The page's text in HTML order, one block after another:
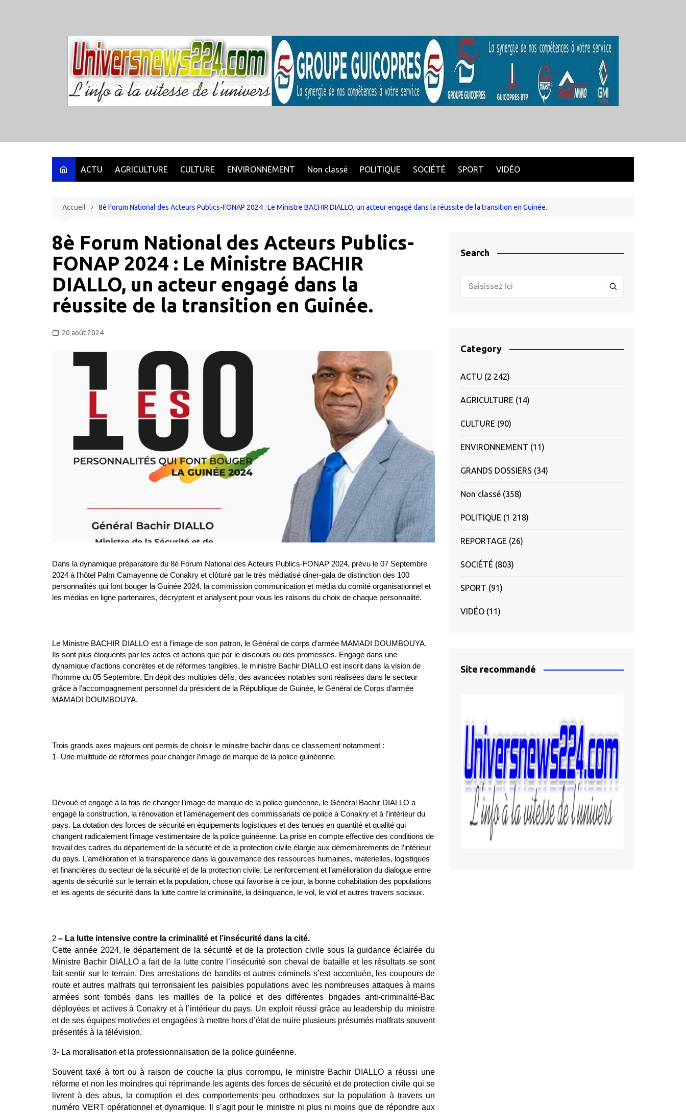
ACTU AGRICULTURE CULTURE ENVIRONNEMENT Non classé POLITIQUE SOCIÉTÉ SPORT VIDÉO
Accueil 8è Forum National des Acteurs Publics-FONAP 2024 : Le Ministre BACHIR DIALLO, un acteur engagé dans la réussite de la transition en Guinée.
8è Forum National des Acteurs Publics-
FONAP 2024 : Le Ministre BACHIR
DIALLO, un acteur engagé dans la
réussite de la transition en Guinée.
20 août 2024
Dans la dynamique préparatoire du 8è Forum National des Acteurs Publics-FONAP 2024, prévu le 07 Septembre
2024 à l’hôtel Palm Camayenne de Conakry et clôturé par le très médiatisé diner-gala de distinction des 100
personnalités qui font bouger la Guinée 2024, la commission communication et média du comité organisationnel et
les médias en ligne partenaires, décryptent et analysent pour vous les raisons du choix de chaque personnalité.
Le Ministre BACHIR DIALLO est à l’image de son patron, le Général de corps d’armée MAMADI DOUMBOUYA.
Ils sont plus éloquents par les actes et actions que par le discours ou des promesses. Engagé dans une
dynamique d’actions concrètes et de réformes tangibles, le ministre Bachir DIALLO est inscrit dans la vision de
l’homme du 05 Septembre. En dépit des multiples défis, des avancées notables sont réalisées dans le secteur
grâce à l’accompagnement personnel du président de la République de Guinée, le Général de Corps d’armée
MAMADI DOUMBOUYA.
Trois grands axes majeurs ont permis de choisir le ministre bachir dans ce classement notamment :
1- Une multitude de réformes pour changer l’image de marque de la police guinéenne.
Dévoué et engagé à la fois de changer l’image de marque de la police guinéenne, le Général Bachir DIALLO a
engagé la construction, la rénovation et l’aménagement des commissariats de police à Conakry et à l’intérieur du
pays. La dotation des forces de sécurité en équipements logistiques et des tenues en quantité et qualité qui
changent radicalement l’image vestimentaire de la police guinéenne. La prise en compte effective des conditions de
travail des cadres du département de la sécurité et de la protection civile élargie aux démembrements de l’intérieur
du pays. L’amélioration et la transparence dans la gouvernance des ressources humaines, materielles, logistiques
et financières du secteur de la sécurité et de la protection civile. Le renforcement et l’amélioration du dialogue entre
agents de sécurité sur le terrain et la population, chose qui favorise à ce jour, la bonne cohabitation des populations
et les agents de sécurité dans la lutte contre la criminalité, la délinquance, le vol, le viol et autres travers sociaux.
2 – La lutte intensive contre la criminalité et l’insécurité dans la cité.
Cette année 2024, le département de la sécurité et de la protection civile sous la guidance éclairée du
Ministre Bachir DIALLO a fait de la lutte contre l’insécurité son cheval de bataille et les résultats se sont
fait sentir sur le terrain. Des arrestations de bandits et autres criminels s’est accentuée, les coupeurs de
route et autres malfrats qui terrorisaient les paisibles populations avec les nombreuses attaques à mains
armées sont tombés dans les mailles de la police et des différentes brigades anti-criminalité-Bac
déployées et actives à Conakry et à l’intérieur du pays. Un exploit réussi grâce au leadership du ministre
et de ses équipes motivées et engagées à mettre hors d’état de nuire plusieurs présumés malfrats souvent
présentés à la télévision.
3- La moralisation et la professionnalisation de la police guinéenne.
Souvent taxé à tort ou à raison de couche la plus corrompu, le ministre Bachir DIALLO a réussi une
réforme et non les moindres qui réprimande les agents des forces de sécurité et de protection civile qui se
livrent à des abus, la corruption et des comportements peu orthodoxes sur la population à travers un
numéro VERT opérationnel et dynamique. Il s’agit pour le ministre ni plus ni moins que de répondre aux
Search
Category
ACTU (2 242)
AGRICULTURE (14)
CULTURE (90)
ENVIRONNEMENT (11)
GRANDS DOSSIERS (34)
Non classé (358)
POLITIQUE (1 218)
REPORTAGE (26)
SOCIÉTÉ (803)
SPORT (91)
VIDÉO (11)
Site recommandé